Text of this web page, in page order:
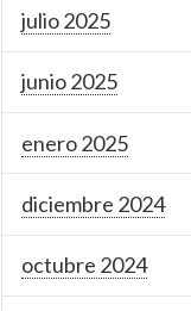
julio 2025
junio 2025
enero 2025
diciembre 2024
octubre 2024